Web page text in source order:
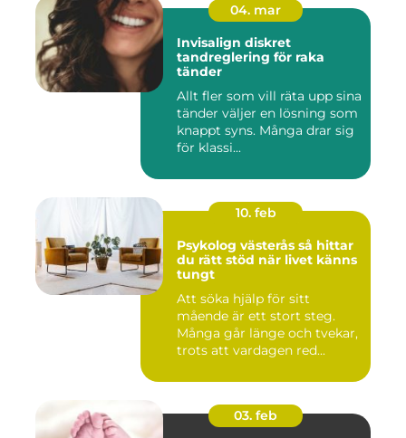
04. mar
Invisalign diskret
tandreglering för raka
tänder
Allt fler som vill räta upp sina
tänder väljer en lösning som
knappt syns. Många drar sig
för klassi...
10. feb
Psykolog västerås så hittar
du rätt stöd när livet känns
tungt
Att söka hjälp för sitt
mående är ett stort steg.
Många går länge och tvekar,
trots att vardagen red...
03. feb